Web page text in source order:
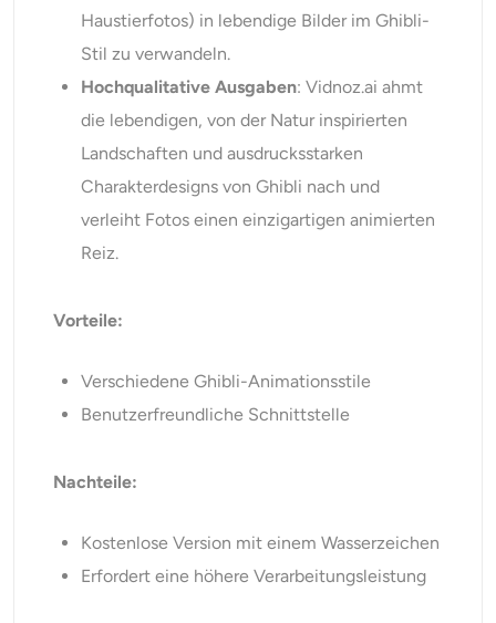
Haustierfotos) in lebendige Bilder im Ghibli-
Stil zu verwandeln.
Hochqualitative Ausgaben: Vidnoz.ai ahmt
die lebendigen, von der Natur inspirierten
Landschaften und ausdrucksstarken
Charakterdesigns von Ghibli nach und
verleiht Fotos einen einzigartigen animierten
Reiz.
Vorteile:
Verschiedene Ghibli-Animationsstile
Benutzerfreundliche Schnittstelle
Nachteile:
Kostenlose Version mit einem Wasserzeichen
Erfordert eine höhere Verarbeitungsleistung